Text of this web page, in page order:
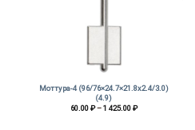
Моттура-4 (96/76×24.7×21.8х2.4/3.0)
(4.9)
60.00₽ – 1 425.00₽Диапазон